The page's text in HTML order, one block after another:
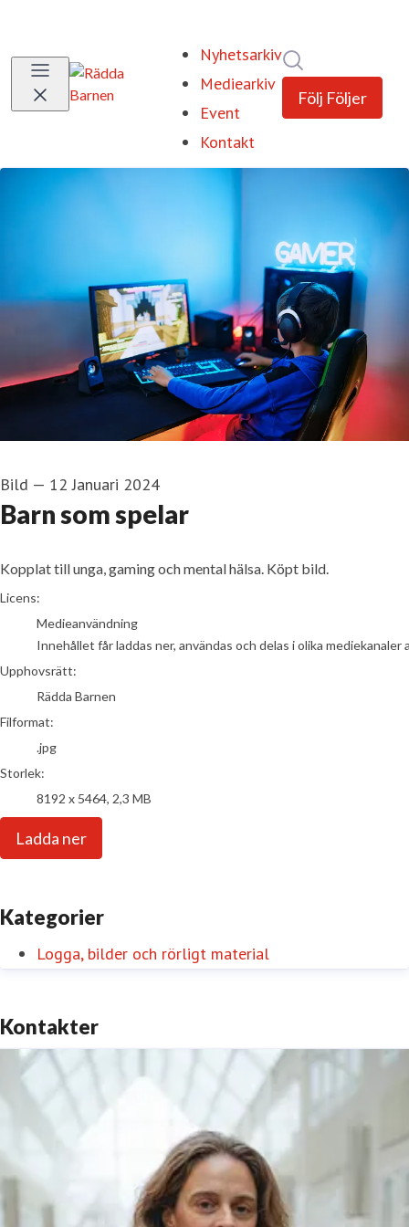
Nyhetsarkiv
Mediearkiv
Event
Kontakt
Följ Följer
Bild — 12 Januari 2024
Barn som spelar
Kopplat till unga, gaming och mental hälsa. Köpt bild.
go to media item
Licens:
Medieanvändning
Innehållet får laddas ner, användas och delas i olika
Upphovsrätt:
Rädda Barnen
Filformat:
.jpg
Storlek:
8192 x 5464, 2,3 MB
Ladda ner
Kategorier
Logga, bilder och rörligt material
Kontakter